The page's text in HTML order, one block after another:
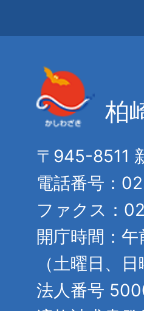
柏
〒945-8511
電話番号：
ファクス：
開庁時間：
（土曜日、
法人番号